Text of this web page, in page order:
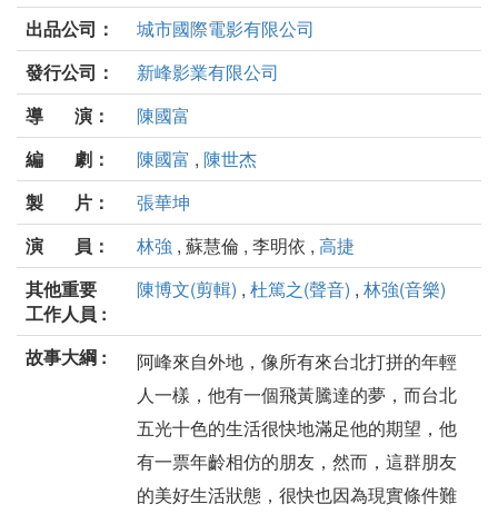
出品公司：
城市國際電影有限公司
發行公司：
新峰影業有限公司
導 演：
陳國富
編 劇：
陳國富 , 陳世杰
製 片：
張華坤
演 員：
林強 , 蘇慧倫 , 李明依 , 高捷
其他重要
工作人員 :
陳博文(剪輯) , 杜篤之(聲音) , 林強(音樂)
故事大綱 :
阿峰來自外地，像所有來台北打拼的年輕
人一樣，他有一個飛黃騰達的夢，而台北
五光十色的生活很快地滿足他的期望，他
有一票年齡相仿的朋友，然而，這群朋友
的美好生活狀態，很快也因為現實條件難